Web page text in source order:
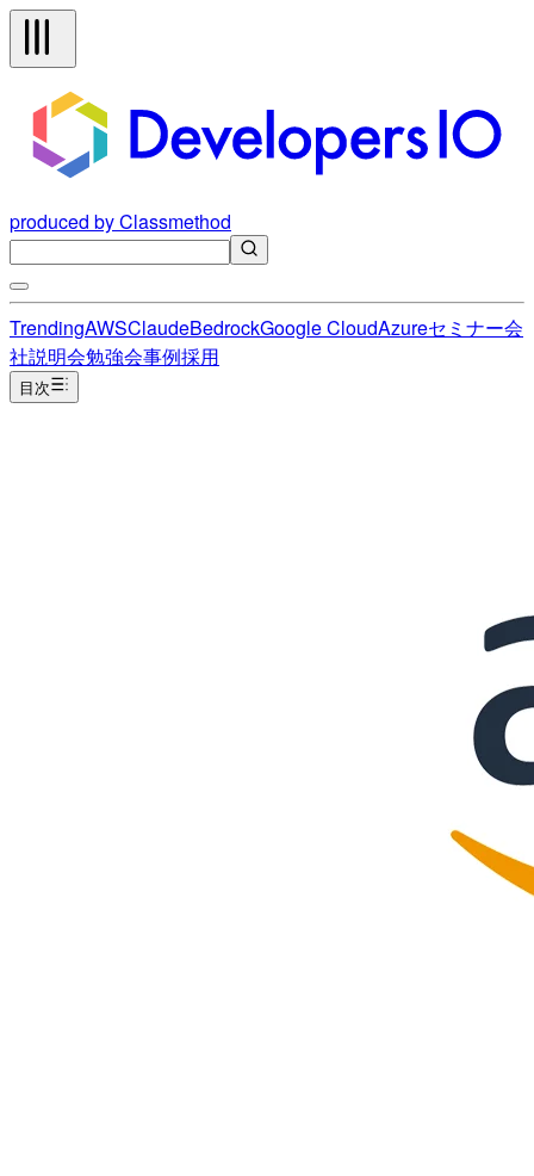
produced by Classmethod
TrendingAWSClaudeBedrockGoogle CloudAzureセミナー会
社説明会勉強会事例採用
目次